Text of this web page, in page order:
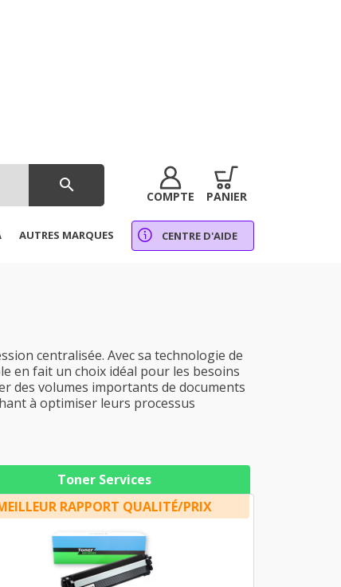
search
COMPTE PANIER
AUTRES MARQUES CENTRE D'AIDE
centralisée. Avec sa technologie de
en fait un choix idéal pour les besoins
des volumes importants de documents
à optimiser leurs processus
Toner Services
RAPPORT QUALITÉ/PRIX